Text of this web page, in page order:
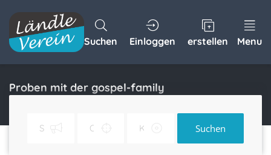
Suchen Einloggen erstellen Menu
Proben mit der gospel-family
Suchen